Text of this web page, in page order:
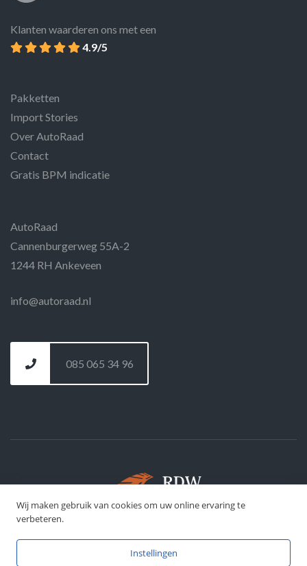
Klanten waarderen ons met een
4.9/5
Pakketten
Import Stories
Over AutoRaad
Contact
Gratis BPM indicatie
AutoRaad
Cannenburgerweg 55A-2
1244 RH Ankeveen
info@autoraad.nl
085 065 34 96
Wij maken gebruik van cookies om uw online ervaring te
verbeteren.
Instellingen